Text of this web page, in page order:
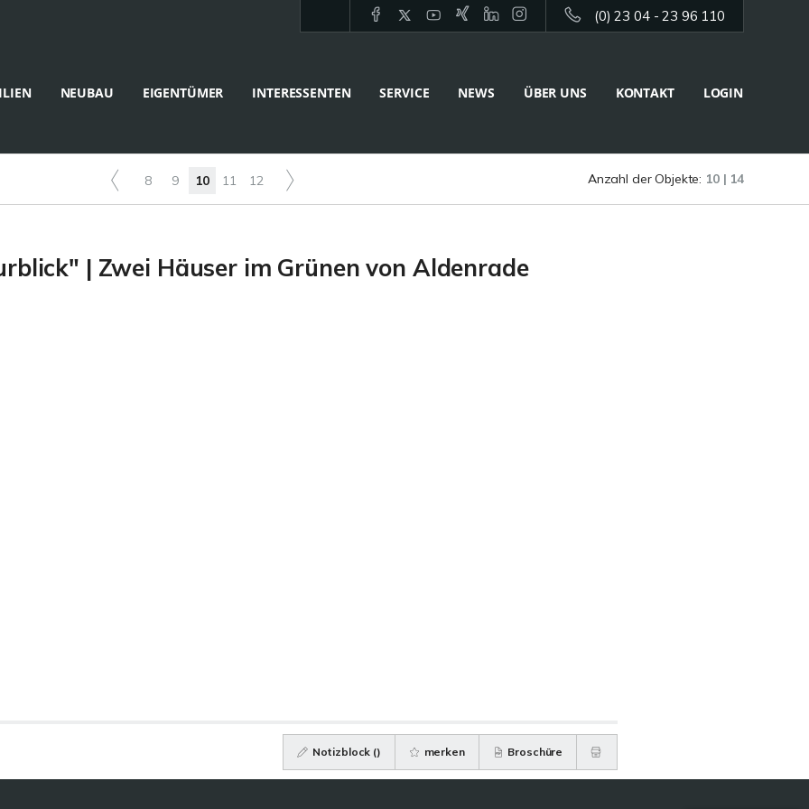
(0) 23 04 - 23 96 110
NEUBAU EIGENTÜMER INTERESSENTEN SERVICE NEWS ÜBER UNS KONTAKT LOGIN
8 9 10 11 12 Anzahl der Objekte: 10 | 14
| Zwei Häuser im Grünen von Aldenrade
Notizblock () merken Broschüre